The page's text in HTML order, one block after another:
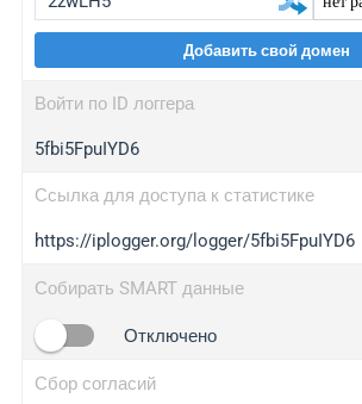
wl.gl
ed.tc
iplogger.com
maper.info
2no.co
yip.su
Добавить свой домен
Войти по ID логгера
5fbi5FpuIYD6
Ссылка для доступа к статистике
https://iplogger.org/logger/5fbi5FpuIYD6
Собирать SMART данные
Отключено
Сбор согласий